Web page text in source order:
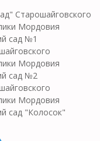
Старошайговского
Мордовия
сад №1
Мордовия
сад №2
Мордовия
сад "Колосок"